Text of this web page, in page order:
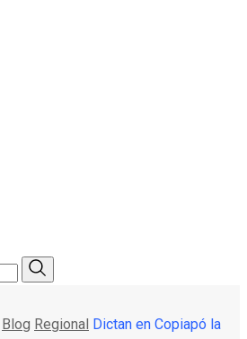
Blog Regional Dictan en Copiapó la